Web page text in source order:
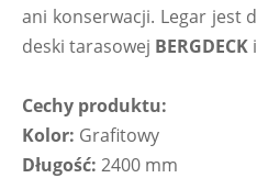
ani konserwacji. Legar jest
deski tarasowej BERGDECK i
Cechy produktu:
Kolor: Grafitowy
Długość: 2400 mm